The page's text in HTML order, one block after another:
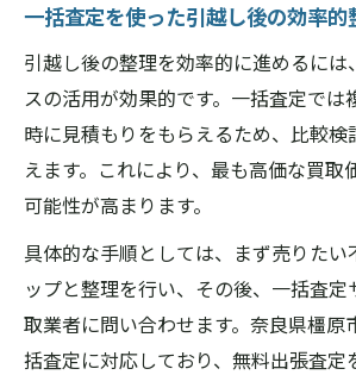
一括査定を使った引越し後の効率的
引越し後の整理を効率的に進めるには
スの活用が効果的です。一括査定では
時に見積もりをもらえるため、比較検
えます。これにより、最も高価な買取
可能性が高まります。
具体的な手順としては、まず売りたい
ップと整理を行い、その後、一括査定
取業者に問い合わせます。奈良県橿原
括査定に対応しており、無料出張査定